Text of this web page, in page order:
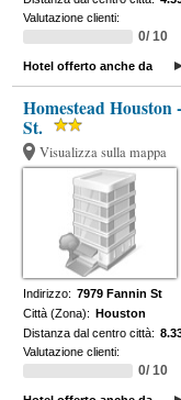
Valutazione clienti:
0/ 10
Hotel offerto anche da
Homestead
St.
Visualizza sulla mappa
Indirizzo: 7979 Fannin St
Città (Zona): Houston
Distanza dal centro città:
Valutazione clienti:
0/ 10